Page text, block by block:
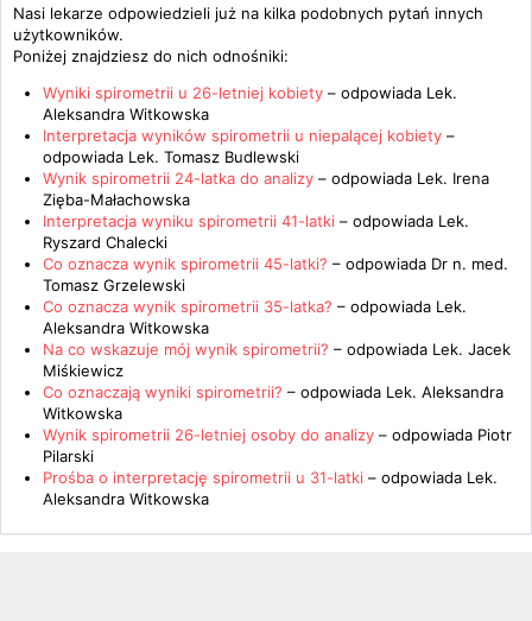
Nasi lekarze odpowiedzieli już na kilka podobnych pytań innych
użytkowników.
Poniżej znajdziesz do nich odnośniki:
Wyniki spirometrii u 26-letniej kobiety – odpowiada Lek.
Aleksandra Witkowska
Interpretacja wyników spirometrii u niepalącej kobiety –
odpowiada Lek. Tomasz Budlewski
Wynik spirometrii 24-latka do analizy – odpowiada Lek. Irena
Zięba-Małachowska
Interpretacja wyniku spirometrii 41-latki – odpowiada Lek.
Ryszard Chalecki
Co oznacza wynik spirometrii 45-latki? – odpowiada Dr n. med.
Tomasz Grzelewski
Co oznacza wynik spirometrii 35-latka? – odpowiada Lek.
Aleksandra Witkowska
Na co wskazuje mój wynik spirometrii? – odpowiada Lek. Jacek
Miśkiewicz
Co oznaczają wyniki spirometrii? – odpowiada Lek. Aleksandra
Witkowska
Wynik spirometrii 26-letniej osoby do analizy – odpowiada Piotr
Pilarski
Prośba o interpretację spirometrii u 31-latki – odpowiada Lek.
Aleksandra Witkowska